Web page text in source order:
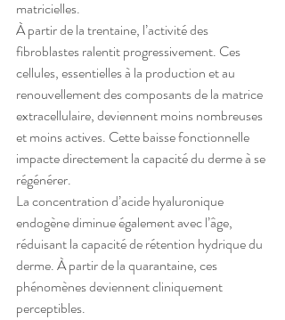
matricielles.
À partir de la trentaine, l’activité des
fibroblastes ralentit progressivement. Ces
cellules, essentielles à la production et au
renouvellement des composants de la matrice
extracellulaire, deviennent moins nombreuses
et moins actives. Cette baisse fonctionnelle
impacte directement la capacité du derme à se
régénérer.
La concentration d’acide hyaluronique
endogène diminue également avec l’âge,
réduisant la capacité de rétention hydrique du
derme. À partir de la quarantaine, ces
phénomènes deviennent cliniquement
perceptibles.